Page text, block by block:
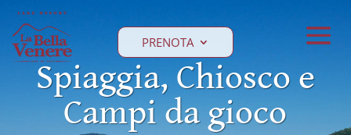
PRENOTA
Spiaggia, Chiosco e
Campi da gioco